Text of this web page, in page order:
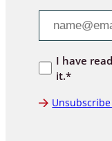
I have
it.*